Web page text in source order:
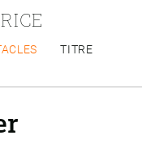
TITRE